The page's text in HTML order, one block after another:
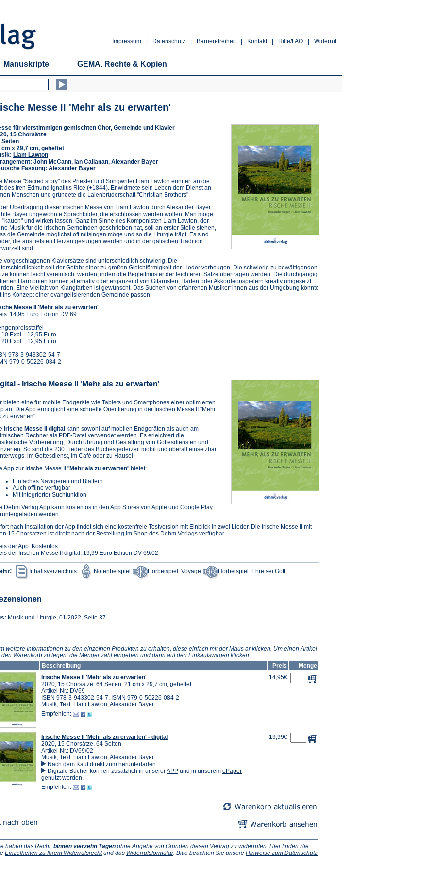
Widerruf
Hilfe/FAQ
Kontakt
Barrierefreiheit
Datenschutz
Impressum
Manuskripte GEMA, Rechte & Kopien
Messe II 'Mehr als zu erwarten'
für vierstimmigen gemischten Chor, Gemeinde und Klavier
15 Chorsätze
Seiten
cm x 29,7 cm, geheftet
Liam Lawton
John McCann, Ian Callanan, Alexander Bayer
Fassung: Alexander Bayer
Messe "Sacred story" des Priester und Songwriter Liam Lawton erinnert an die
des Iren Edmund Ignatius Rice (+1844). Er widmete sein Leben dem Dienst an
Menschen und gründete die Laienbrüderschaft "Christian Brothers".
der Übertragung dieser irischen Messe von Liam Lawton durch Alexander Bayer
Bayer ungewohnte Sprachbilder, die erschlossen werden wollen. Man möge
"kauen" und wirken lassen. Ganz im Sinne des Komponisten Liam Lawton, der
Musik für die irischen Gemeinden geschrieben hat, soll an erster Stelle stehen,
die Gemeinde möglichst oft mitsingen möge und so die Liturgie trägt. Es sind
die aus tiefsten Herzen gesungen werden und in der gälischen Tradition
sind.
vorgeschlagenen Klaviersätze sind unterschiedlich schwierig. Die
soll der Gefahr einer zu großen Gleichförmigkeit der Lieder vorbeugen. Die schwierig zu bewältigenden
können leicht vereinfacht werden, indem die Begleitmuster der leichteren Sätze übertragen werden. Die durchgängig
Harmonien können alternativ oder ergänzend von Gitarristen, Harfen oder Akkordeonspielern kreativ umgesetzt
Eine Vielfalt von Klangfarben ist gewünscht. Das Suchen von erfahrenen Musiker*innen aus der Umgebung könnte
ins Konzept einer evangelisierenden Gemeinde passen.
Messe II 'Mehr als zu erwarten'
14,95 Euro Edition DV 69
10 Expl. 13,95 Euro
20 Expl. 12,95 Euro
978-3-943302-54-7
979-0-50226-084-2
- Irische Messe II 'Mehr als zu erwarten'
bieten eine für mobile Endgeräte wie Tablets und Smartphones einer optimierten
an. Die App ermöglicht eine schnelle Orientierung in der Irischen Messe II "Mehr
zu erwarten".
Irische Messe II digital kann sowohl auf mobilen Endgeräten als auch am
Rechner als PDF-Datei verwendet werden. Es erleichtert die
Vorbereitung, Durchführung und Gestaltung von Gottesdiensten und
So sind die 230 Lieder des Buches jederzeit mobil und überall einsetzbar
im Gottesdienst, im Café oder zu Hause!
App zur Irische Messe II "Mehr als zu erwarten" bietet:
Einfaches Navigieren und Blättern
Auch offline verfügbar
Mit integrierter Suchfunktion
Dehm Verlag App kann kostenlos in den App Stores von Apple (Öffnet
neuen
Tab)
und Google Play(Öffnet
neuen
Tab)
werden.
nach Installation der App findet sich eine kostenfreie Testversion mit Einblick in zwei Lieder. Die Irische Messe II mit
15 Chorsätzen ist direkt nach der Bestellung im Shop des Dehm Verlags verfügbar.
der App: Kostenlos
der Irischen Messe II digital: 19,99 Euro Edition DV 69/02
Inhaltsverzeichnis
(Öffnet
in
einem
Notenbeispiel
(Öffnet
in
einem
Hörbeispiel: Voyage
(Öffnet
in
einem
Hörbeispiel: Ehre sei Gottin
einem
Musik und Liturgie (Öffnet
, 01/2022, Seite 37
weitere Informationen zu den einzelnen Produkten zu erhalten, diese einfach mit der Maus anklicken. Um einen Artikel
den Warenkorb zu legen, die Mengenzahl eingeben und dann auf den Einkaufswagen klicken.
Beschreibung
Preis
Menge
Irische Messe II 'Mehr als zu erwarten'
2020, 15 Chorsätze, 64 Seiten, 21 cm x 29,7 cm, geheftet
Artikel-Nr.: DV69
ISBN 978-3-943302-54-7, ISMN 979-0-50226-084-2
Musik, Text: Liam Lawton, Alexander Bayer
Empfehlen:
14,95€
Irische Messe II 'Mehr als zu erwarten' - digital
2020, 15 Chorsätze, 64 Seiten
Artikel-Nr.: DV69/02
Musik, Text: Liam Lawton, Alexander Bayer
Nach dem Kauf direkt zum herunterladen
in
.
Digitale Bücher können zusätzlich in unsererAPP(Öffnet
und in unserem ePaper(Öffnet
genutzt werden.
Empfehlen:
19,99€
haben das Recht, binnen vierzehn Tagen ohne Angabe von Gründen diesen Vertrag zu widerrufen. Hier finden Sie
Einzelheiten zu Ihrem Widerrufsrecht(Öffnet
und das Widerrufsformular(Öffnet
. Bitte beachten Sie unsere Hinweise zum Datenschutz